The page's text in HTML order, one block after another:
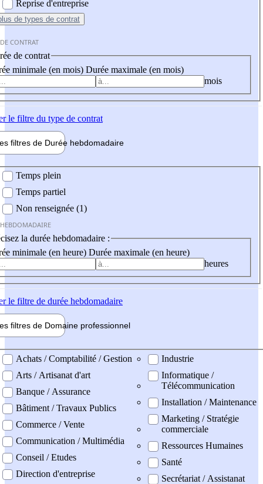
Reprise d'entreprise
de types de contrat
CONTRAT
de contrat
minimale (en mois) Durée maximale (en mois)
mois
le filtre du type de contrat
filtres de Durée hebdomadaire
Temps plein
Temps partiel
Non renseignée (1)
la durée hebdomadaire :
minimale (en heure) Durée maximale (en heure)
heures
le filtre de durée hebdomadaire
filtres de Domaine professionnel
professionel
Achats / Comptabilité / Gestion
Arts / Artisanat d'art
Banque / Assurance
Bâtiment / Travaux Publics
Commerce / Vente
Communication / Multimédia
Conseil / Etudes
Direction d'entreprise
Industrie
Informatique /
Télécommunication
Installation / Maintenance
Marketing / Stratégie
commerciale
Ressources Humaines
Santé
Secrétariat / Assistanat